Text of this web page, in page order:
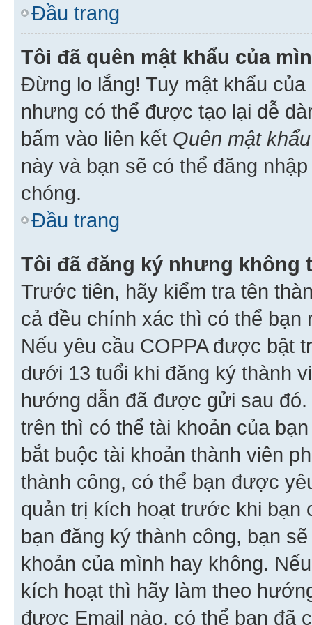
Đầu trang
Tôi đã quên mật khẩu của
Đừng lo lắng! Tuy mật khẩu
nhưng có thể được tạo lại dễ
bấm vào liên kết Quên mật khẩu
này và bạn sẽ có thể đăng
chóng.
Đầu trang
Tôi đã đăng ký nhưng không
Trước tiên, hãy kiểm tra tên
cả đều chính xác thì có thể
Nếu yêu cầu COPPA được bật
dưới 13 tuổi khi đăng ký thành
hướng dẫn đã được gửi sau
trên thì có thể tài khoản của
bắt buộc tài khoản thành viên
thành công, có thể bạn được
quản trị kích hoạt trước khi bạn
bạn đăng ký thành công, bạn
khoản của mình hay không.
kích hoạt thì hãy làm theo
được Email nào, có thể bạn đã